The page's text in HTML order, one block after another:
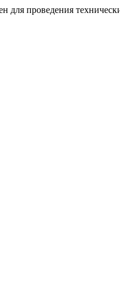
для проведения